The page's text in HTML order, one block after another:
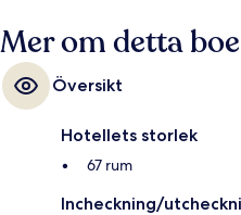
Mer om detta
Översikt
Hotellets storlek
67 rum
Incheckning/